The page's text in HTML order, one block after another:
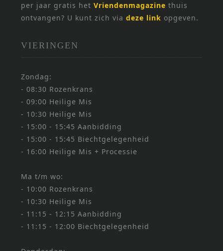
per jaar gratis hetVriendenmagazine thuis
ontvangen? U kunt zich viadeze link opgeven.
VIERINGEN
Zondag:
- 08:30 Rozenkrans
- 09:00 Heilige Mis
- 10:30 Heilige Mis
- 15:00 - 15:45 Aanbidding
- 15:00 - 15:45 Biechtgelegenheid
- 16:00 Heilige Mis + Processie
Ma t/m wo:
- 10:00 Rozenkrans
- 10:30 Heilige Mis
- 11:15 - 12:15 Aanbidding
- 11:15 - 12:00 Biechtgelegenheid